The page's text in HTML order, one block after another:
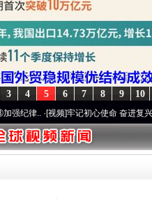
10
9
8
7
6
5
4
3
视频]牢记初心使命 奋进复兴征程丨“转